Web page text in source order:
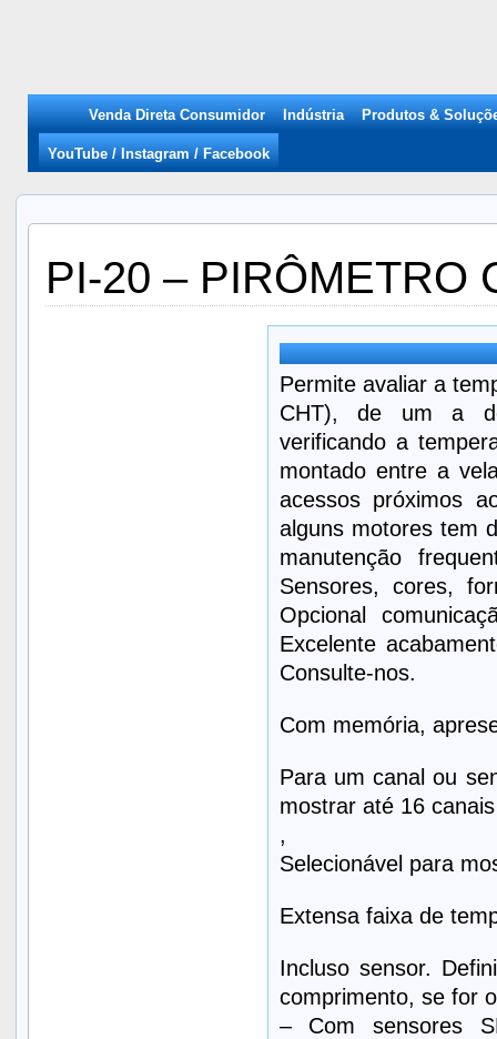
Venda Direta Consumidor Indústria Produtos &
YouTube / Instagram / Facebook
PI-20 – PIRÔMETRO
Permite avaliar a
CHT), de um a
verificando a
montado entre a
acessos próximos
alguns motores tem
manutenção
Sensores, cores,
Opcional
Excelente
Consulte-nos.
Com memória,
Para um canal ou
mostrar até 16
,
Selecionável para
Extensa faixa de
Incluso sensor.
comprimento, se for
– Com sensores